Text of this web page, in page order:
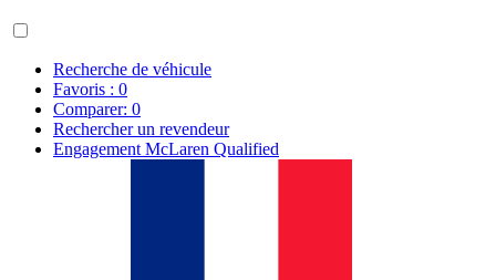
Recherche de véhicule
Favoris : 0
Comparer: 0
Rechercher un revendeur
Engagement McLaren Qualified